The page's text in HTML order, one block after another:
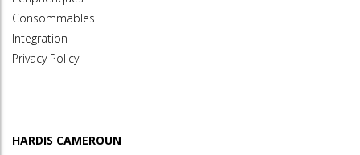
Consommables
Integration
Privacy Policy
HARDIS CAMEROUN